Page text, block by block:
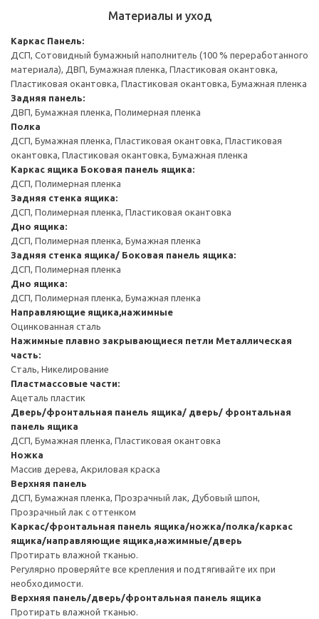
Материалы и уход
Каркас Панель:
ДСП, Сотовидный бумажный наполнитель (100 % переработанного
материала), ДВП, Бумажная пленка, Пластиковая окантовка,
Пластиковая окантовка, Пластиковая окантовка, Бумажная пленка
Задняя панель:
ДВП, Бумажная пленка, Полимерная пленка
Полка
ДСП, Бумажная пленка, Пластиковая окантовка, Пластиковая
окантовка, Пластиковая окантовка, Бумажная пленка
Каркас ящика Боковая панель ящика:
ДСП, Полимерная пленка
Задняя стенка ящика:
ДСП, Полимерная пленка, Пластиковая окантовка
Дно ящика:
ДСП, Полимерная пленка, Бумажная пленка
Задняя стенка ящика/ Боковая панель ящика:
ДСП, Полимерная пленка
Дно ящика:
ДСП, Полимерная пленка, Бумажная пленка
Направляющие ящика,нажимные
Оцинкованная сталь
Нажимные плавно закрывающиеся петли Металлическая
часть:
Сталь, Никелирование
Пластмассовые части:
Ацеталь пластик
Дверь/фронтальная панель ящика/ дверь/ фронтальная
панель ящика
ДСП, Бумажная пленка, Пластиковая окантовка
Ножка
Массив дерева, Акриловая краска
Верхняя панель
ДСП, Бумажная пленка, Прозрачный лак, Дубовый шпон,
Прозрачный лак с оттенком
Каркас/фронтальная панель ящика/ножка/полка/каркас
ящика/направляющие ящика,нажимные/дверь
Протирать влажной тканью.
Регулярно проверяйте все крепления и подтягивайте их при
необходимости.
Верхняя панель/дверь/фронтальная панель ящика
Протирать влажной тканью.